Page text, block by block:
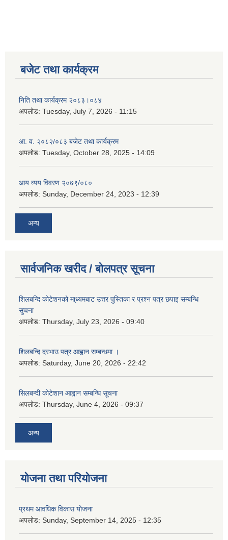
बजेट तथा कार्यक्रम
निति तथा कार्यक्रम २०८३।०८४
अपलोड: Tuesday, July 7, 2026 - 11:15
आ. व. २०८२/०८३ बजेट तथा कार्यक्रम
अपलोड: Tuesday, October 28, 2025 - 14:09
आय व्यय विवरण २०७९/०८०
अपलोड: Sunday, December 24, 2023 - 12:39
अन्य
सार्वजनिक खरीद / बोलपत्र सूचना
शिलबन्दि कोटेशनको मा्ध्यमबाट उत्तर पुस्तिका र प्रश्न पत्र छपाइ सम्बन्धि
सुचना
अपलोड: Thursday, July 23, 2026 - 09:40
शिलबन्दि दरभाउ पत्र आह्वान सम्बन्धमा ।
अपलोड: Saturday, June 20, 2026 - 22:42
सिलबन्दी कोटेशान आह्वान सम्बन्धि सूचना
अपलोड: Thursday, June 4, 2026 - 09:37
अन्य
योजना तथा परियोजना
प्रथम आवधिक विकास योजना
अपलोड: Sunday, September 14, 2025 - 12:35